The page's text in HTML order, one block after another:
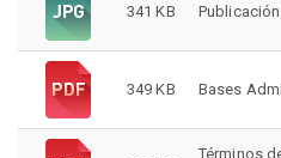
341 KB Publicación
349 KB Bases
Términos